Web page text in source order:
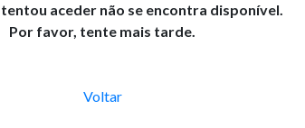
tentou aceder não se encontra disponível.
Por favor, tente mais tarde.
Voltar